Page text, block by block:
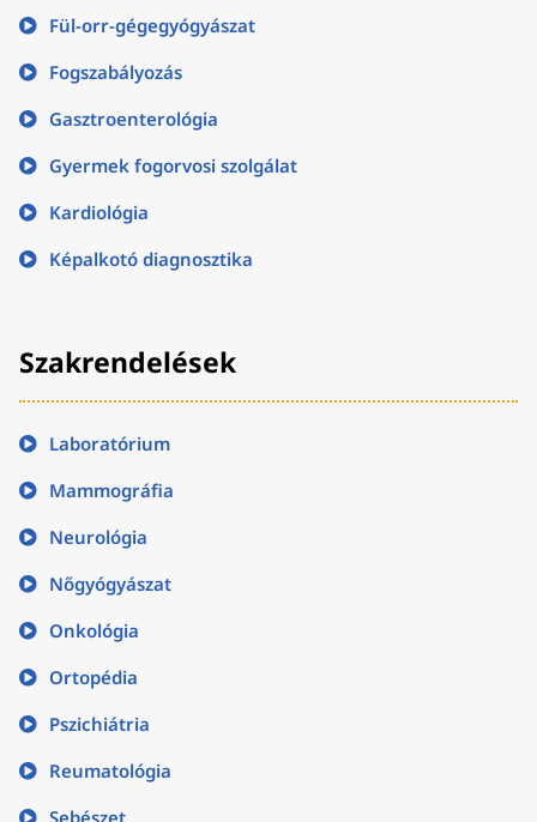
Fül-orr-gégegyógyászat
Fogszabályozás
Gasztroenterológia
Gyermek fogorvosi szolgálat
Kardiológia
Képalkotó diagnosztika
Szakrendelések
Laboratórium
Mammográfia
Neurológia
Nőgyógyászat
Onkológia
Ortopédia
Pszichiátria
Reumatológia